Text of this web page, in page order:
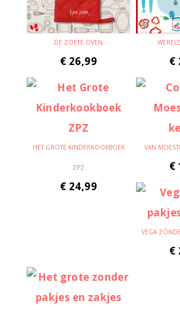
DE ZOETE OVEN
€ 26,99 €
HET GROTE KINDERKOOKBOEK
ZPZ
€ 24,99
VAN
€
VEGA
€